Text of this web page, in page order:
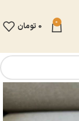
0
0 تومان